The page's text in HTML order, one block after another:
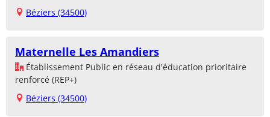
Béziers (34500)
Maternelle Les Amandiers
Établissement Public en réseau d'éducation prioritaire
renforcé (REP+)
Béziers (34500)